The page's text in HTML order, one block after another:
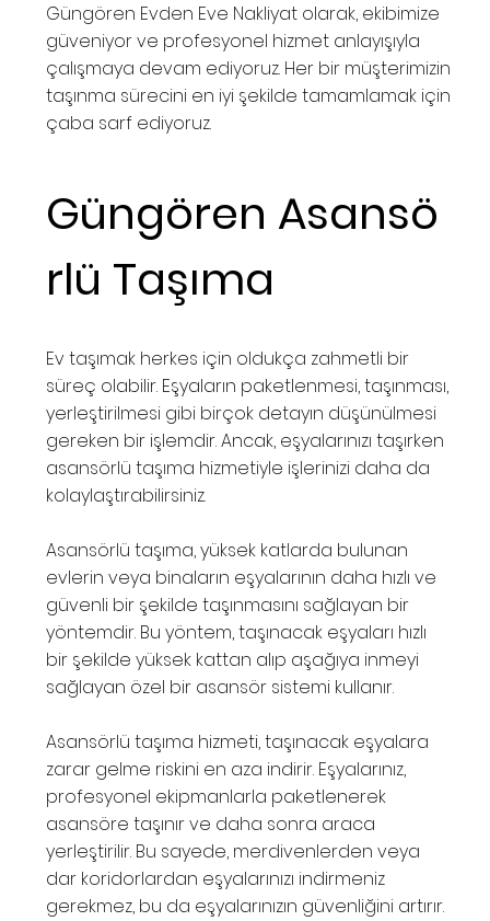
Güngören Evden Eve Nakliyat olarak, ekibimize
güveniyor ve profesyonel hizmet anlayışıyla
çalışmaya devam ediyoruz. Her bir müşterimizin
taşınma sürecini en iyi şekilde tamamlamak için
çaba sarf ediyoruz.
Güngören Asansö
rlü Taşıma
Ev taşımak herkes için oldukça zahmetli bir
süreç olabilir. Eşyaların paketlenmesi, taşınması,
yerleştirilmesi gibi birçok detayın düşünülmesi
gereken bir işlemdir. Ancak, eşyalarınızı taşırken
asansörlü taşıma hizmetiyle işlerinizi daha da
kolaylaştırabilirsiniz.
Asansörlü taşıma, yüksek katlarda bulunan
evlerin veya binaların eşyalarının daha hızlı ve
güvenli bir şekilde taşınmasını sağlayan bir
yöntemdir. Bu yöntem, taşınacak eşyaları hızlı
bir şekilde yüksek kattan alıp aşağıya inmeyi
sağlayan özel bir asansör sistemi kullanır.
Asansörlü taşıma hizmeti, taşınacak eşyalara
zarar gelme riskini en aza indirir. Eşyalarınız,
profesyonel ekipmanlarla paketlenerek
asansöre taşınır ve daha sonra araca
yerleştirilir. Bu sayede, merdivenlerden veya
dar koridorlardan eşyalarınızı indirmeniz
gerekmez, bu da eşyalarınızın güvenliğini artırır.